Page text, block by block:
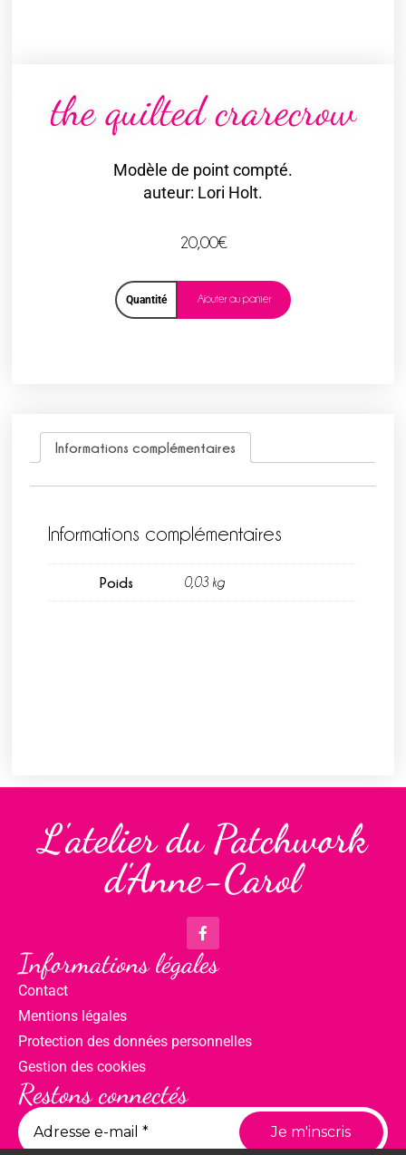
the quilted crarecrow
Modèle de point compté.
auteur: Lori Holt.
20,00€
Quantité Ajouter au panier
Informations complémentaires
Informations complémentaires
Poids 0,03 kg
L'atelier du Patchwork
d'Anne-Carol
Informations légales
Contact
Mentions légales
Protection des données personnelles
Gestion des cookies
Restons connectés